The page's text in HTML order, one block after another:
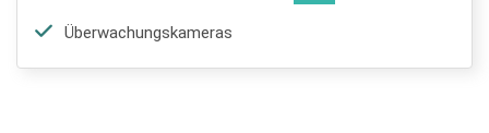
Überwachungskameras